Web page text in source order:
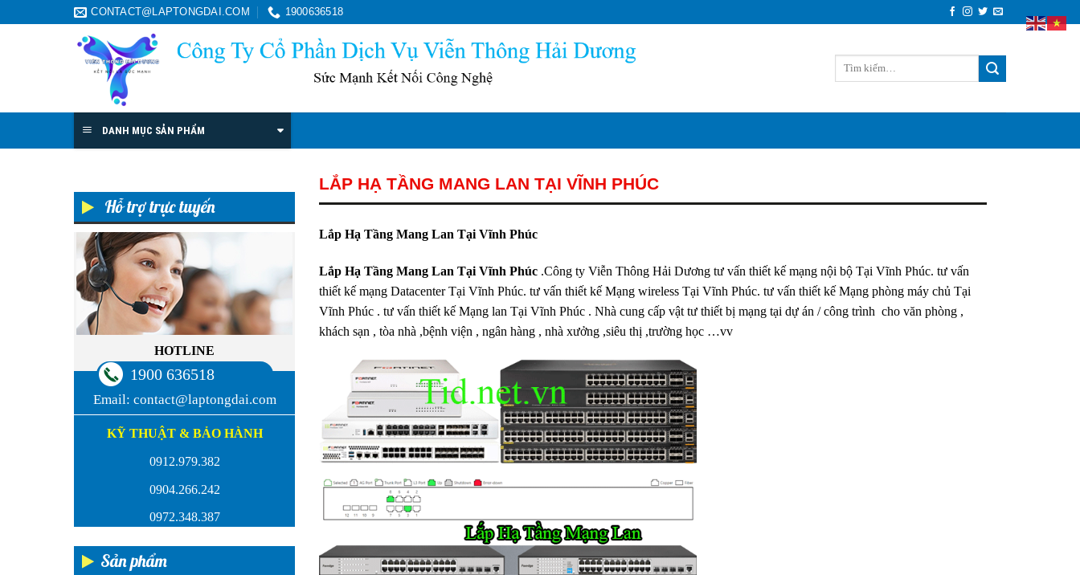
CONTACT@LAPTONGDAI.COM 1900636518
DANH MỤC SẢN PHẨM
Hỗ trợ trực tuyến
HOTLINE
1900 636518
Email: contact@laptongdai.com
KỸ THUẬT & BẢO HÀNH
0912.979.382
0904.266.242
0972.348.387
Sản phẩm
LẮP HẠ TẦNG MANG LAN TẠI VĨNH PHÚC
Lắp Hạ Tầng Mang Lan Tại Vĩnh Phúc
Lắp Hạ Tầng Mang Lan Tại Vĩnh Phúc .Công ty Viễn Thông Hải Dương tư vấn thiết kế mạng nội bộ Tại Vĩnh Phúc. tư vấn
thiết kế mạng Datacenter Tại Vĩnh Phúc. tư vấn thiết kế Mạng wireless Tại Vĩnh Phúc. tư vấn thiết kế Mạng phòng máy chủ Tại
Vĩnh Phúc . tư vấn thiết kế Mạng lan Tại Vĩnh Phúc . Nhà cung cấp vật tư thiết bị mạng tại dự án / công trình cho văn phòng ,
khách sạn , tòa nhà ,bệnh viện , ngân hàng , nhà xưởng ,siêu thị ,trường học …vv